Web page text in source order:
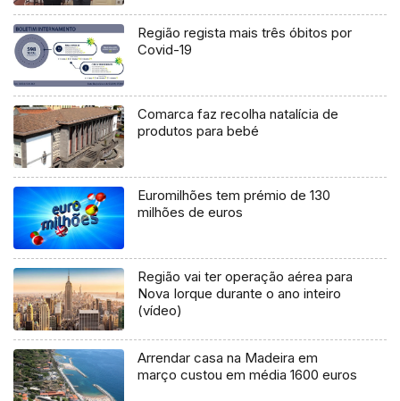
Região regista mais três óbitos por
Covid-19
Comarca faz recolha natalícia de
produtos para bebé
Euromilhões tem prémio de 130
milhões de euros
Região vai ter operação aérea para
Nova Iorque durante o ano inteiro
(vídeo)
Arrendar casa na Madeira em
março custou em média 1600 euros